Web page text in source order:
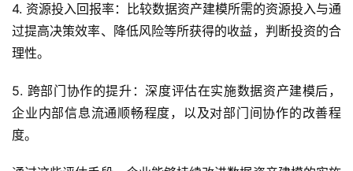
4. 资源投入回报率：比较数据资产建模所需的资源投入与通
过提高决策效率、降低风险等所获得的收益，判断投资的合
理性。
5. 跨部门协作的提升：深度评估在实施数据资产建模后，
企业内部信息流通顺畅程度，以及对部门间协作的改善程
度。